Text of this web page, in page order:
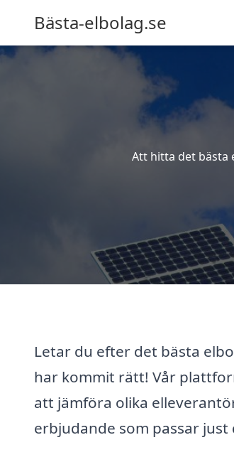
Bästa-elbolag.se
Att hitta det bästa
Letar du efter det bästa
har kommit rätt! Vår
att jämföra olika
erbjudande som passar just